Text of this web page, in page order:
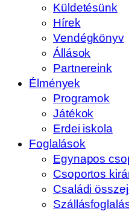
Küldetésünk
Hírek
Vendégkönyv
Állások
Partnereink
Élmények
Programok
Játékok
Erdei iskola
Foglalások
Egynapos
Csoportos
Családi